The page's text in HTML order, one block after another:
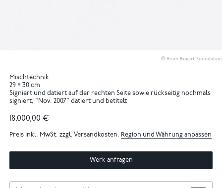
© Bram Bogart Foundation
Mischtechnik
29 × 30 cm
Signiert und datiert auf der rechten Seite sowie rückseitig nochmals
signiert, "Nov. 2007" datiert und betitelt
18.000,00 €
Preis inkl. MwSt. zzgl. Versandkosten. Region und Währung anpassen
Werk anfragen